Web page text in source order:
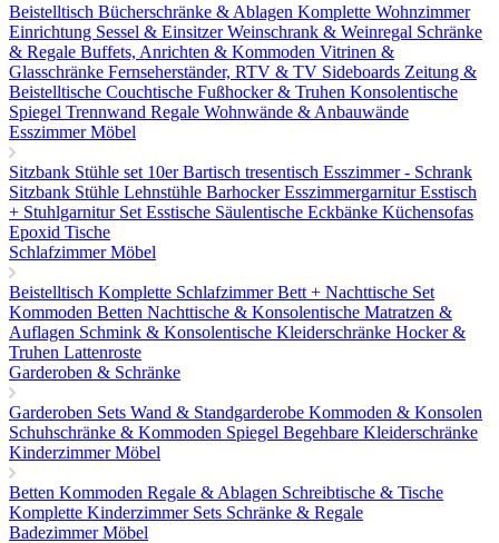
Beistelltisch Bücherschränke & Ablagen Komplette Wohnzimmer
Einrichtung Sessel & EinsitzerWeinschrank & Weinregal Schränke
& Regale Buffets, Anrichten & Kommoden Vitrinen &
Glasschränke Fernseherständer, RTV & TV Sideboards Zeitung &
Beistelltische Couchtische Fußhocker & Truhen Konsolentische
Spiegel Trennwand Regale Wohnwände & Anbauwände
Esszimmer Möbel
Sitzbank Stühle set 10erBartisch tresentisch Esszimmer - Schrank
Sitzbank Stühle Lehnstühle BarhockerEsszimmergarniturEsstisch
+ Stuhlgarnitur Set Esstische Säulentische Eckbänke Küchensofas
Epoxid Tische
Schlafzimmer Möbel
Beistelltisch Komplette SchlafzimmerBett + Nachttische Set
Kommoden Betten Nachttische & Konsolentische Matratzen &
Auflagen Schmink & Konsolentische Kleiderschränke Hocker &
Truhen Lattenroste
Garderoben & Schränke
Garderoben Sets Wand & Standgarderobe Kommoden & Konsolen
Schuhschränke & Kommoden Spiegel Begehbare Kleiderschränke
Kinderzimmer Möbel
Betten Kommoden Regale & Ablagen Schreibtische & Tische
Komplette Kinderzimmer Sets Schränke & Regale
Badezimmer Möbel